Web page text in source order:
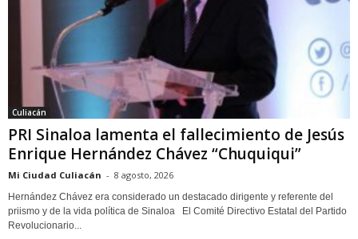
Culiacán
PRI Sinaloa lamenta el fallecimiento de Jesús
Enrique Hernández Chávez “Chuquiqui”
Mi Ciudad Culiacán - 8 agosto, 2026
Hernández Chávez era considerado un destacado dirigente y referente del
priismo y de la vida política de Sinaloa El Comité Directivo Estatal del Partido
Revolucionario...